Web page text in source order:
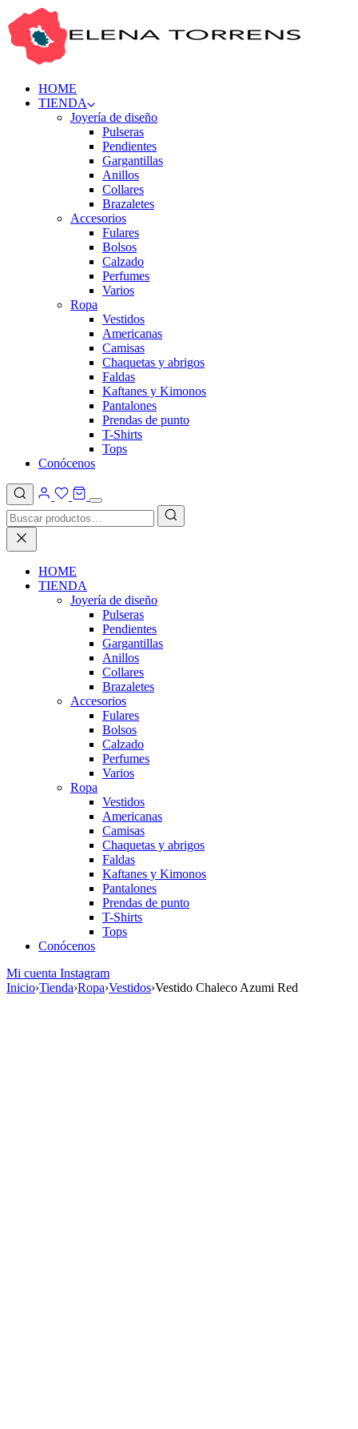
HOME
TIENDA
Joyería de diseño
Pulseras
Pendientes
Gargantillas
Anillos
Collares
Brazaletes
Accesorios
Fulares
Bolsos
Calzado
Perfumes
Varios
Ropa
Vestidos
Americanas
Camisas
Chaquetas y abrigos
Faldas
Kaftanes y Kimonos
Pantalones
Prendas de punto
T-Shirts
Tops
Conócenos
HOME
TIENDA
Joyería de diseño
Pulseras
Pendientes
Gargantillas
Anillos
Collares
Brazaletes
Accesorios
Fulares
Bolsos
Calzado
Perfumes
Varios
Ropa
Vestidos
Americanas
Camisas
Chaquetas y abrigos
Faldas
Kaftanes y Kimonos
Pantalones
Prendas de punto
T-Shirts
Tops
Conócenos
Mi cuenta Instagram
Inicio›Tienda›Ropa›Vestidos›Vestido Chaleco Azumi Red